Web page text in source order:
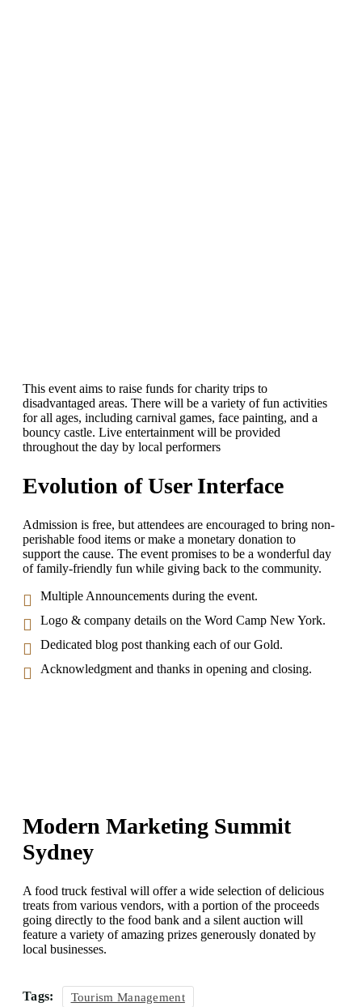
This event aims to raise funds for charity trips to
disadvantaged areas. There will be a variety of fun activities
for all ages, including carnival games, face painting, and a
bouncy castle. Live entertainment will be provided
throughout the day by local performers
Evolution of User Interface
Admission is free, but attendees are encouraged to bring non-
perishable food items or make a monetary donation to
support the cause. The event promises to be a wonderful day
of family-friendly fun while giving back to the community.
Multiple Announcements during the event.
Logo & company details on the Word Camp New York.
Dedicated blog post thanking each of our Gold.
Acknowledgment and thanks in opening and closing.
Modern Marketing Summit
Sydney
A food truck festival will offer a wide selection of delicious
treats from various vendors, with a portion of the proceeds
going directly to the food bank and a silent auction will
feature a variety of amazing prizes generously donated by
local businesses.
Tags: Tourism Management